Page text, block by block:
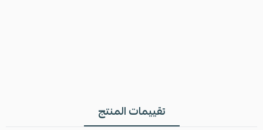
تقييمات المنتج